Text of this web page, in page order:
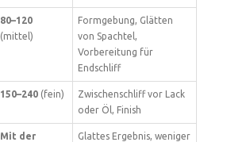
80–120
(mittel)
Formgebung, Glätten
von Spachtel,
Vorbereitung für
Endschliff
150–240 (fein)
Zwischenschliff vor Lack
oder Öl, Finish
Mit der
Glattes Ergebnis, weniger